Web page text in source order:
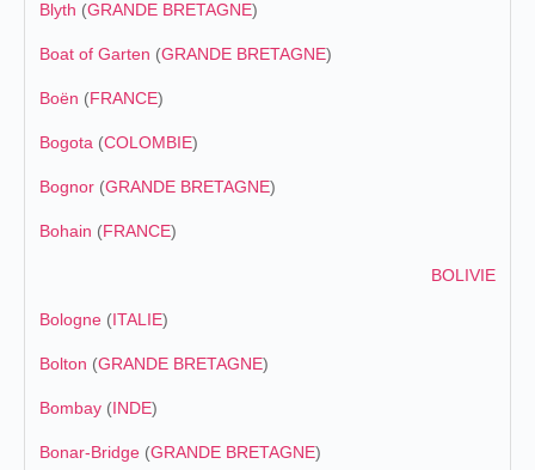
Blyth (GRANDE BRETAGNE)
Boat of Garten (GRANDE BRETAGNE)
Boën (FRANCE)
Bogota (COLOMBIE)
Bognor (GRANDE BRETAGNE)
Bohain (FRANCE)
BOLIVIE
Bologne (ITALIE)
Bolton (GRANDE BRETAGNE)
Bombay (INDE)
Bonar-Bridge (GRANDE BRETAGNE)